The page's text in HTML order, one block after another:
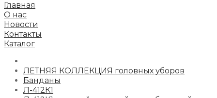
Главная
О нас
Новости
Контакты
Каталог
ЛЕТНЯЯ КОЛЛЕКЦИЯ головных уборов
Банданы
Л-412К1